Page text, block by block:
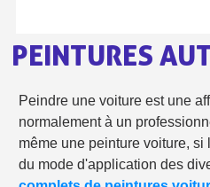
Gagnez des points de
Livraison sous 24
Retour produits
Réduction de 5€ sur la
PEINTURES
Peindre une voiture est une
normalement à un
même une peinture voiture,
du mode d'application des